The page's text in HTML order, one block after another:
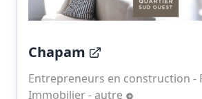
Chapam
Entrepreneurs en construction -
Immobilier - autre